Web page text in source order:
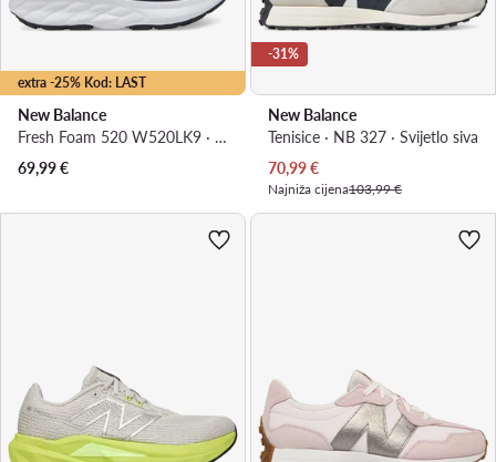
extra -25% Kod: LAST
New Balance
Fresh Foam 520 W520LK9 · Tenisice za trčanje
69,99€
-31%
New Balance
Tenisice · NB 327 · Svijetlo siva
Trenutna cijena
70,99€
Najniža cijena103,99 €